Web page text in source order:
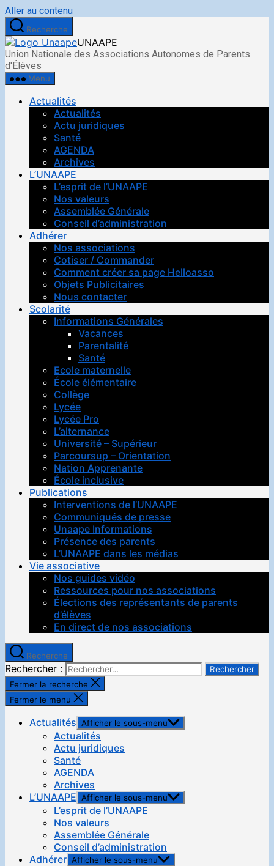
Aller au contenu
Recherche
UNAAPE
Union Nationale des Associations Autonomes de Parents
d'Élèves
Menu
Actualités
Actualités
Actu juridiques
Santé
AGENDA
Archives
L’UNAAPE
L’esprit de l’UNAAPE
Nos valeurs
Assemblée Générale
Conseil d’administration
Adhérer
Nos associations
Cotiser / Commander
Comment créer sa page Helloasso
Objets Publicitaires
Nous contacter
Scolarité
Informations Générales
Vacances
Parentalité
Santé
Ecole maternelle
École élémentaire
Collège
Lycée
Lycée Pro
L’alternance
Université – Supérieur
Parcoursup – Orientation
Nation Apprenante
École inclusive
Publications
Interventions de l’UNAAPE
Communiqués de presse
Unaape Informations
Présence des parents
L’UNAAPE dans les médias
Vie associative
Nos guides vidéo
Ressources pour nos associations
Élections des représentants de parents
d’élèves
En direct de nos associations
Recherche
Rechercher :
Fermer la recherche
Fermer le menu
Actualités Afficher le sous-menu
Actualités
Actu juridiques
Santé
AGENDA
Archives
L’UNAAPE Afficher le sous-menu
L’esprit de l’UNAAPE
Nos valeurs
Assemblée Générale
Conseil d’administration
Adhérer Afficher le sous-menu